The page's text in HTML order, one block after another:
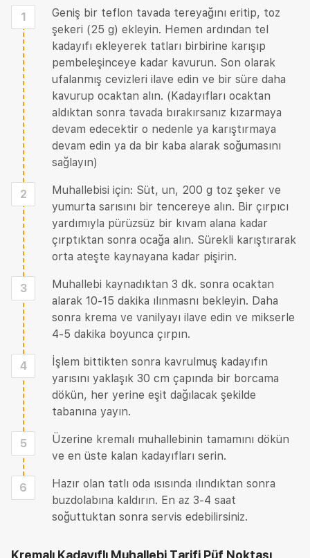
1
Geniş bir teflon tavada tereyağını eritip, toz
şekeri (25 g) ekleyin. Hemen ardından tel
kadayıfı ekleyerek tatları birbirine karışıp
pembeleşinceye kadar kavurun. Son olarak
ufalanmış cevizleri ilave edin ve bir süre daha
kavurup ocaktan alın. (Kadayıfları ocaktan
aldıktan sonra tavada bırakırsanız kızarmaya
devam edecektir o nedenle ya karıştırmaya
devam edin ya da bir kaba alarak soğumasını
sağlayın)
2
Muhallebisi için: Süt, un, 200 g toz şeker ve
yumurta sarısını bir tencereye alın. Bir çırpıcı
yardımıyla pürüzsüz bir kıvam alana kadar
çırptıktan sonra ocağa alın. Sürekli karıştırarak
orta ateşte kaynayana kadar pişirin.
3
Muhallebi kaynadıktan 3 dk. sonra ocaktan
alarak 10-15 dakika ılınmasnı bekleyin. Daha
sonra krema ve vanilyayı ilave edin ve mikserle
4-5 dakika boyunca çırpın.
4
İşlem bittikten sonra kavrulmuş kadayıfın
yarısını yaklaşık 30 cm çapında bir borcama
dökün, her yerine eşit dağılacak şekilde
tabanına yayın.
5
Üzerine kremalı muhallebinin tamamını dökün
ve en üste kalan kadayıfları serin.
6
Hazır olan tatlı oda ısısında ılındıktan sonra
buzdolabına kaldırın. En az 3-4 saat
soğuttuktan sonra servis edebilirsiniz.
Kremalı Kadayıflı Muhallebi Tarifi Püf Noktası